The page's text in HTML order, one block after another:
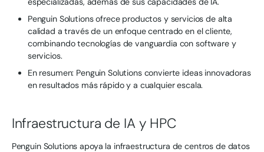
Penguin Solutions ofrece productos y servicios de alta
calidad a través de un enfoque centrado en el cliente,
combinando tecnologías de vanguardia con software y
servicios.
En resumen: Penguin Solutions convierte ideas innovadoras
en resultados más rápido y a cualquier escala.
Infraestructura de IA y HPC
Penguin Solutions apoya la infraestructura de centros de datos